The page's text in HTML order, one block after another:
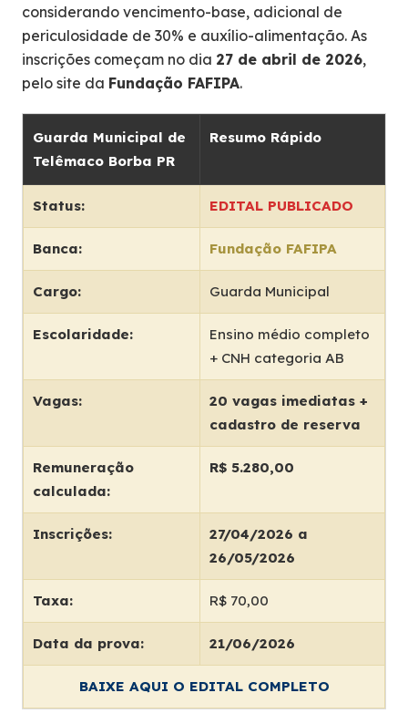
considerando vencimento-base, adicional de
periculosidade de 30% e auxílio-alimentação. As
inscrições começam no dia 27 de abril de 2026,
pelo site da Fundação FAFIPA.
Guarda Municipal de
Telêmaco Borba PR
Resumo Rápido
Status: EDITAL PUBLICADO
Banca: Fundação FAFIPA
Cargo: Guarda Municipal
Escolaridade:
Ensino médio completo
+ CNH categoria AB
Vagas:
20 vagas imediatas +
cadastro de reserva
Remuneração
calculada:
R$ 5.280,00
Inscrições:
27/04/2026 a
26/05/2026
Taxa: R$ 70,00
Data da prova: 21/06/2026
BAIXE AQUI O EDITAL COMPLETO